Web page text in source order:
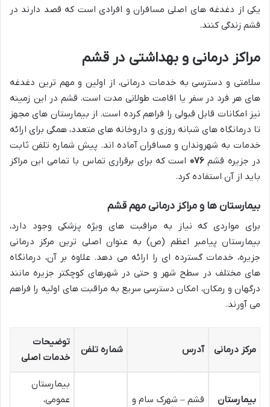
یکی از دغدغه های اصلی مسافران و افرادی است که قصد دارند در
قشم زندگی کنند.
مراکز درمانی و بهداشتی در قشم
سلامتی و دسترسی به خدمات درمانی، از اولین و مهم ترین دغدغه
های هر فرد در سفر یا اقامت طولانی مدت است. قشم در این زمینه
نیز امکانات قابل قبولی را فراهم کرده است. از بیمارستان های مجهز
تا درمانگاه های شبانه روزی و داروخانه های متعدد، همگی برای ارائه
خدمات به شهروندان و مسافران آماده اند. پیش شماره تلفن ثابت
در جزیره قشم۰۷۶ است که برای برقراری تماس با تمامی این مراکز
باید از آن استفاده کرد.
بیمارستان ها و مراکز درمانی مهم قشم
برای مواردی که نیاز به مراقبت های ویژه پزشکی وجود دارد،
بیمارستان پیامبر اعظم (ص) به عنوان اصلی ترین مرکز درمانی
جزیره، خدمات گسترده ای را ارائه می دهد. علاوه بر آن، درمانگاه
های مختلف در سطح شهر و حتی در شهرهای کوچکتر جزیره مانند
درگهان و رمکان، امکان دسترسی سریع به مراقبت های اولیه را فراهم
می آورند.
مرکز درمانی آدرس شماره تلفن
توضیحات
خدمات اصلی
بیمارستان
قشم – شهرک سام و
بیمارستان
عمومی،